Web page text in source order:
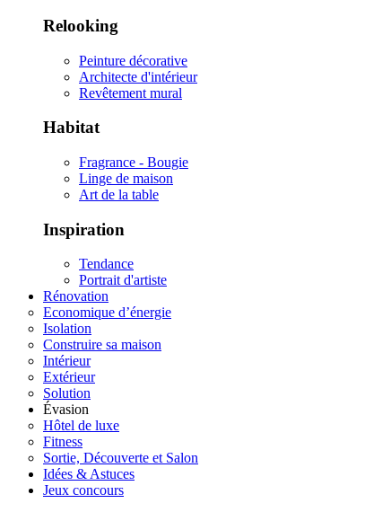
Relooking
Peinture décorative
Architecte d'intérieur
Revêtement mural
Habitat
Fragrance - Bougie
Linge de maison
Art de la table
Inspiration
Tendance
Portrait d'artiste
Rénovation
Economique d’énergie
Isolation
Construire sa maison
Intérieur
Extérieur
Solution
Évasion
Hôtel de luxe
Fitness
Sortie, Découverte et Salon
Idées & Astuces
Jeux concours